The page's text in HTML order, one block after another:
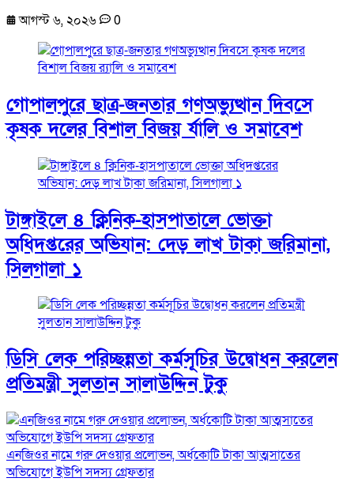
আগস্ট ৬, ২০২৬
0
গোপালপুরে ছাত্র-জনতার গণঅভ্যুত্থান দিবসে
কৃষক দলের বিশাল বিজয় র্যালি ও সমাবেশ
টাঙ্গাইলে ৪ ক্লিনিক-হাসপাতালে ভোক্তা
অধিদপ্তরের অভিযান: দেড় লাখ টাকা জরিমানা,
সিলগালা ১
ডিসি লেক পরিচ্ছন্নতা কর্মসূচির উদ্বোধন করলেন
প্রতিমন্ত্রী সুলতান সালাউদ্দিন টুকু
এনজিওর নামে গরু দেওয়ার প্রলোভন, অর্ধকোটি টাকা আত্মসাতের
অভিযোগে ইউপি সদস্য গ্রেফতার